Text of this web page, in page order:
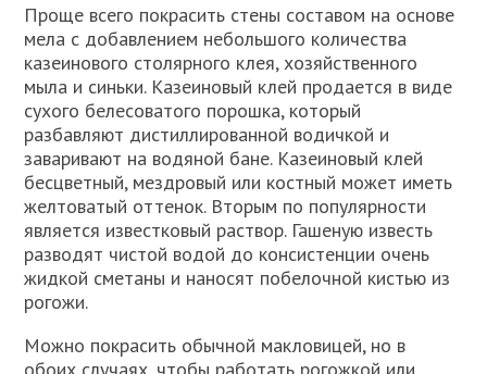
Проще всего покрасить стены составом на основе
мела с добавлением небольшого количества
казеинового столярного клея, хозяйственного
мыла и синьки. Казеиновый клей продается в виде
сухого белесоватого порошка, который
разбавляют дистиллированной водичкой и
заваривают на водяной бане. Казеиновый клей
бесцветный, мездровый или костный может иметь
желтоватый оттенок. Вторым по популярности
является известковый раствор. Гашеную известь
разводят чистой водой до консистенции очень
жидкой сметаны и наносят побелочной кистью из
рогожи.
Можно покрасить обычной макловицей, но в
обоих случаях, чтобы работать рогожкой или